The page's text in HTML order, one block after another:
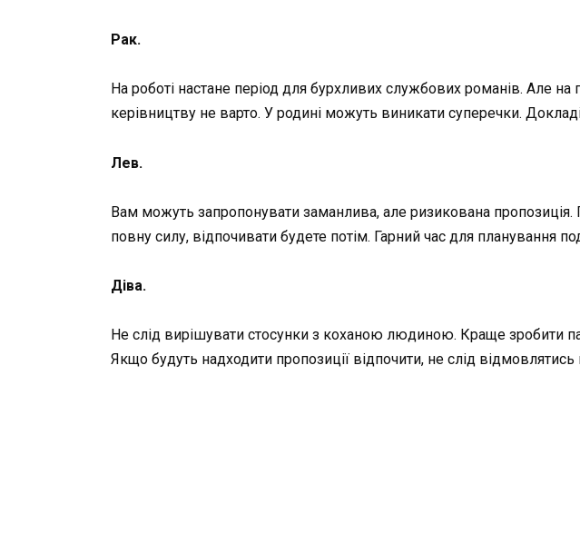
Рак.
На роботі настане період для бурхливих службових романів. Але
керівництву не варто. У родині можуть виникати суперечки.
Лев.
Вам можуть запропонувати заманлива, але ризикована
повну силу, відпочивати будете потім. Гарний час для планування
Діва.
Не слід вирішувати стосунки з коханою людиною. Краще зробити
Якщо будуть надходити пропозиції відпочити, не слід відмовлятись